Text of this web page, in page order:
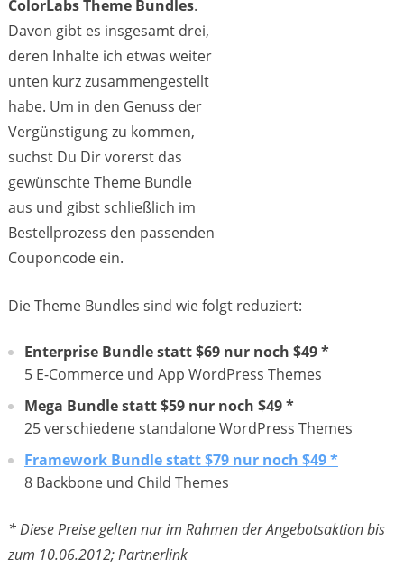
ColorLabs Theme Bundles.
Davon gibt es insgesamt drei,
deren Inhalte ich etwas weiter
unten kurz zusammengestellt
habe. Um in den Genuss der
Vergünstigung zu kommen,
suchst Du Dir vorerst das
gewünschte Theme Bundle
aus und gibst schließlich im
Bestellprozess den passenden
Couponcode ein.
Die Theme Bundles sind wie folgt reduziert:
Enterprise Bundle statt $69 nur noch $49 *
5 E-Commerce und App WordPress Themes
Mega Bundle statt $59 nur noch $49 *
25 verschiedene standalone WordPress Themes
Framework Bundle statt $79 nur noch $49 *
8 Backbone und Child Themes
* Diese Preise gelten nur im Rahmen der Angebotsaktion bis
zum 10.06.2012; Partnerlink